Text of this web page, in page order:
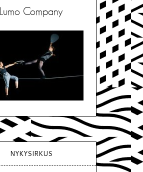
Lumo Company
NYKYSIRKUS